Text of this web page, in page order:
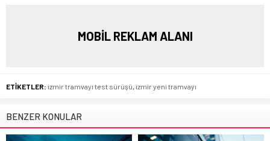
MOBİL REKLAM ALANI
ETİKETLER: izmir tramvayı test sürüşü izmir yeni tramvayı
BENZER KONULAR